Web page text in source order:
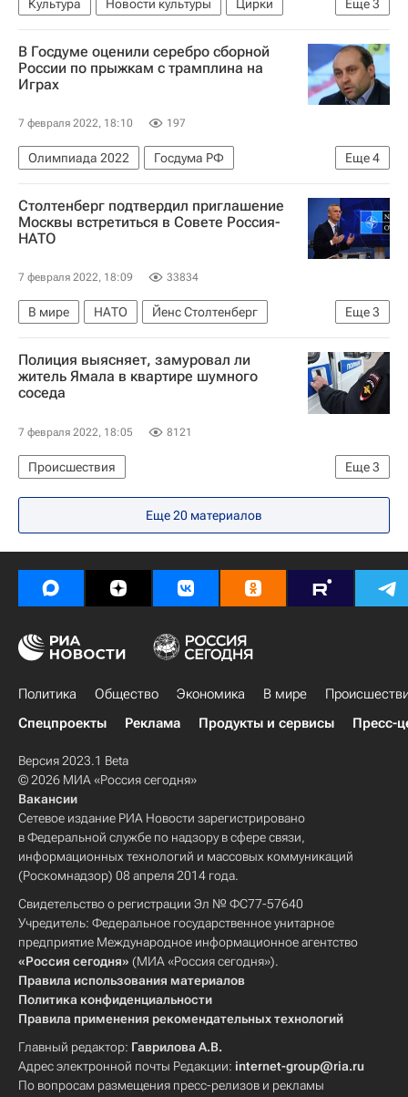
Еще3
Культура Новости культуры
Цирки
Россия
Аскольд Запашный
Эдгард Запашный
В Госдуме оценили серебро сборной
России по прыжкам с трамплина на
Играх
7 февраля 2022, 18:10 197
Еще4
Олимпиада 2022
Госдума РФ
Дмитрий Свищев
Олимпийские игры
Прыжки на лыжах с трамплина
Столтенберг подтвердил приглашение
Москвы встретиться в Совете Россия-
НАТО
7 февраля 2022, 18:09 33834
Еще3
В мире НАТО
Йенс Столтенберг
Россия
Совет Россия-НАТО Брюссель
Полиция выясняет, замуровал ли
житель Ямала в квартире шумного
соседа
7 февраля 2022, 18:05 8121
Еще3
Происшествия
Ямало-Ненецкий автономный округ (ЯНАО)
Министерство внутренних дел РФ (МВД России)
Еще 20 материалов
Политика Общество Экономика В мире
Спецпроекты
Реклама Продукты и сервисы Пресс-
Версия 2023.1 Beta
© 2026 МИА «Россия сегодня»
Вакансии
Сетевое издание РИА Новости зарегистрировано
в Федеральной службе по надзору в сфере связи,
информационных технологий и массовых коммуникаций
(Роскомнадзор) 08 апреля 2014 года.
Свидетельство о регистрации Эл № ФС77-57640
Учредитель: Федеральное государственное унитарное
предприятие Международное информационное агентство
«Россия сегодня» (МИА «Россия сегодня»).
Правила использования материалов
Политика конфиденциальности
Правила применения рекомендательных технологий
Главный редактор: Гаврилова А.В.
Адрес электронной почты Редакции: internet-group@ria.ru
По вопросам размещения пресс-релизов и рекламы